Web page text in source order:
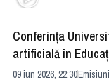
Conferința
artificială în
09 iun 2026, 22:30Emisiuni